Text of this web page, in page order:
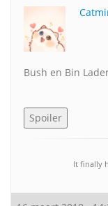
Bush en Bin
It finally